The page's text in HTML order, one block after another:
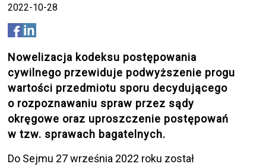
2022-10-28
Nowelizacja kodeksu postępowania
cywilnego przewiduje podwyższenie progu
wartości przedmiotu sporu decydującego
o rozpoznawaniu spraw przez sądy
okręgowe oraz uproszczenie postępowań
w tzw. sprawach bagatelnych.
Do Sejmu 27 września 2022 roku został